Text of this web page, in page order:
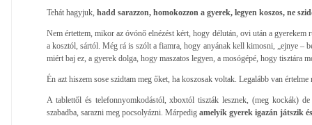
Tehát hagyjuk, hadd sarazzon, homokozzon a gyerek, legyen koszos, ne
Nem értettem, mikor az óvónő elnézést kért, hogy délután, ovi után a gyerekem
a kosztól, sártól. Még rá is szólt a fiamra, hogy anyának kell kimosni, „ejnye –
miért baj ez, a gyerek dolga, hogy maszatos legyen, a mosógépé, hogy tisztára
Én azt hiszem sose szidtam meg őket, ha koszosak voltak. Legalább van
A tablettől és telefonnyomkodástól, xboxtól tiszták lesznek, (meg kockák)
szabadba, sarazni meg pocsolyázni. Márpedig amelyik gyerek igazán játszik